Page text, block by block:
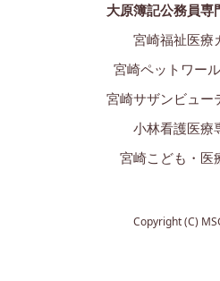
大原簿記公務員専
宮崎福祉医療
宮崎ペットワー
宮崎サザンビュー
小林看護医療
宮崎こども・医
Copyright (C)